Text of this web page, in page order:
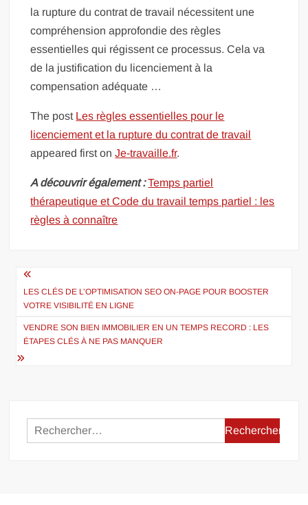
la rupture du contrat de travail nécessitent une
compréhension approfondie des règles
essentielles qui régissent ce processus. Cela va
de la justification du licenciement à la
compensation adéquate …
The post Les règles essentielles pour le
licenciement et la rupture du contrat de travail
appeared first onJe-travaille.fr.
A découvrir également : Temps partiel
thérapeutique et Code du travail temps partiel : les
règles à connaître
Navigation
de
l’article
LES CLÉS DE L’OPTIMISATION SEO ON-PAGE POUR BOOSTER
VOTRE VISIBILITÉ EN LIGNE
VENDRE SON BIEN IMMOBILIER EN UN TEMPS RECORD : LES
ÉTAPES CLÉS À NE PAS MANQUER
Rechercher :